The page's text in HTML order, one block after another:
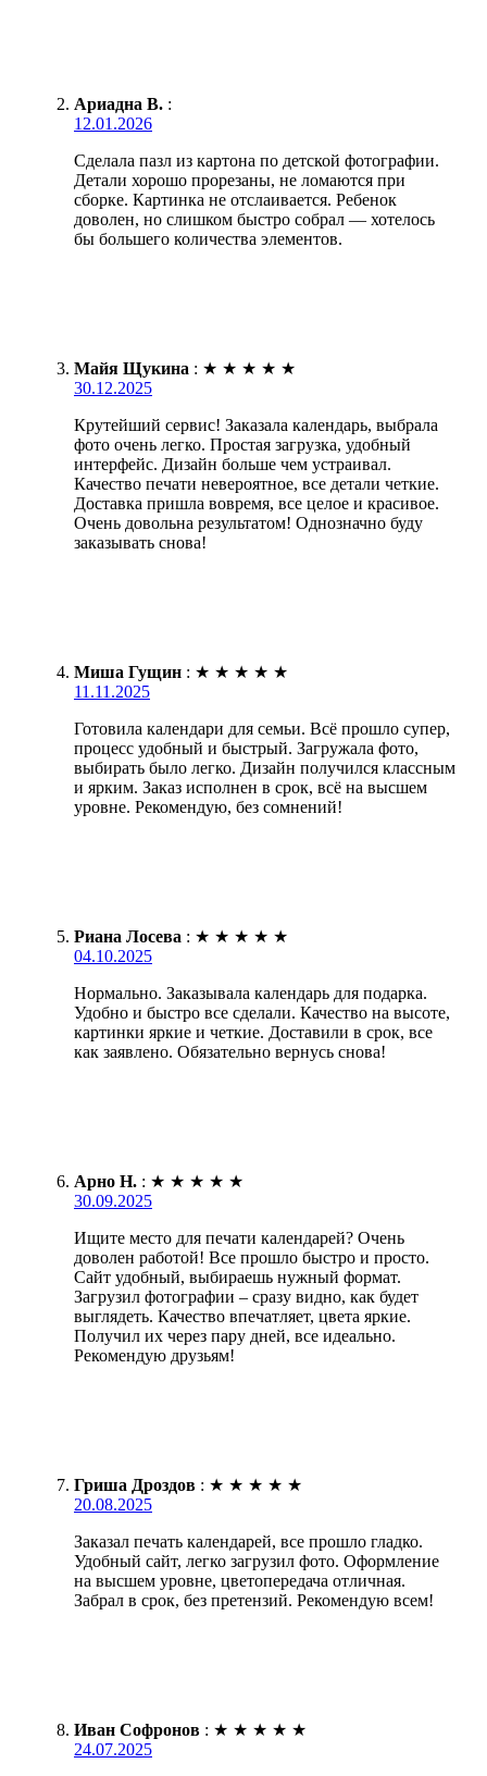
Ариадна В. :
12.01.2026
Сделала пазл из картона по детской фотографии.
Детали хорошо прорезаны, не ломаются при
сборке. Картинка не отслаивается. Ребенок
доволен, но слишком быстро собрал — хотелось
бы большего количества элементов.
Майя Щукина : ★ ★ ★ ★ ★
30.12.2025
Крутейший сервис! Заказала календарь, выбрала
фото очень легко. Простая загрузка, удобный
интерфейс. Дизайн больше чем устраивал.
Качество печати невероятное, все детали четкие.
Доставка пришла вовремя, все целое и красивое.
Очень довольна результатом! Однозначно буду
заказывать снова!
Миша Гущин : ★ ★ ★ ★ ★
11.11.2025
Готовила календари для семьи. Всё прошло супер,
процесс удобный и быстрый. Загружала фото,
выбирать было легко. Дизайн получился классным
и ярким. Заказ исполнен в срок, всё на высшем
уровне. Рекомендую, без сомнений!
Риана Лосева : ★ ★ ★ ★ ★
04.10.2025
Нормально. Заказывала календарь для подарка.
Удобно и быстро все сделали. Качество на высоте,
картинки яркие и четкие. Доставили в срок, все
как заявлено. Обязательно вернусь снова!
Арно Н. : ★ ★ ★ ★ ★
30.09.2025
Ищите место для печати календарей? Очень
доволен работой! Все прошло быстро и просто.
Сайт удобный, выбираешь нужный формат.
Загрузил фотографии – сразу видно, как будет
выглядеть. Качество впечатляет, цвета яркие.
Получил их через пару дней, все идеально.
Рекомендую друзьям!
Гриша Дроздов : ★ ★ ★ ★ ★
20.08.2025
Заказал печать календарей, все прошло гладко.
Удобный сайт, легко загрузил фото. Оформление
на высшем уровне, цветопередача отличная.
Забрал в срок, без претензий. Рекомендую всем!
Иван Софронов : ★ ★ ★ ★ ★
24.07.2025